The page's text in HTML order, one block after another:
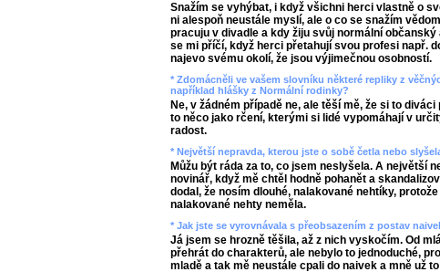
Snažím se vyhýbat, i když všichni herci vlastně o
ni alespoň neustále myslí, ale o co se snažím
pracuju v divadle a kdy žiju svůj normální občanský
se mi příčí, když herci přetahují svou profesi např.
najevo svému okolí, že jsou výjimečnou osobností.
* Zdomácněli ve vašem slovníku některé repliky z
například hlášky z Normální rodinky?
Ne, v žádném případě ne, ale těší mě, že si to
to něco jako rčení, kterými si lidé vypomáhají v
radost.
* Největší nepravda, kterou jste o sobě četla nebo
Můžu být ráda za to, co jsem neslyšela. A největší
novinář, když mě chtěl hodně pohanět a
dodal, že nosím dlouhé, nalakované nehtíky,
nalakované nehty neměla.
* Jak jste se vyrovnávala s přeobsazením z postav
Já jsem se hrozně těšila, až z nich vyskočím. Od
přehrát do charakterů, ale nebylo to jednoduché,
mladě a tak mě neustále cpali do naivek a mně už